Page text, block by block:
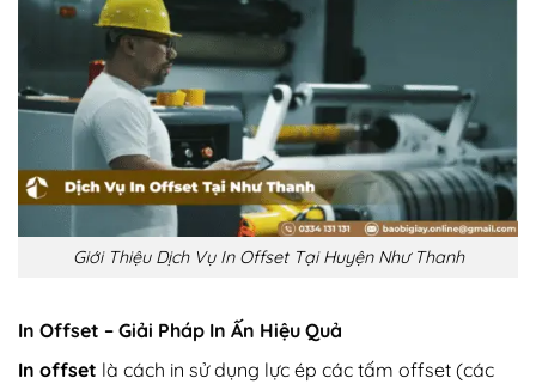
Giới Thiệu Dịch Vụ In Offset Tại Huyện Như Thanh
In Offset – Giải Pháp In Ấn Hiệu Quả
In offset là cách in sử dụng lực ép các tấm offset (các